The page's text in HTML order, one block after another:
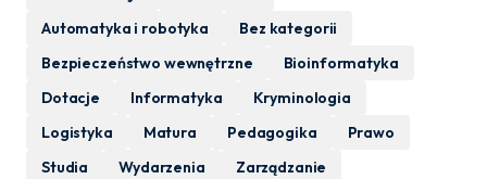
Automatyka i robotyka
Bez kategorii
Bezpieczeństwo wewnętrzne
Bioinformatyka
Dotacje
Informatyka
Kryminologia
Logistyka
Matura Pedagogika
Prawo
Studia
Wydarzenia Zarządzanie